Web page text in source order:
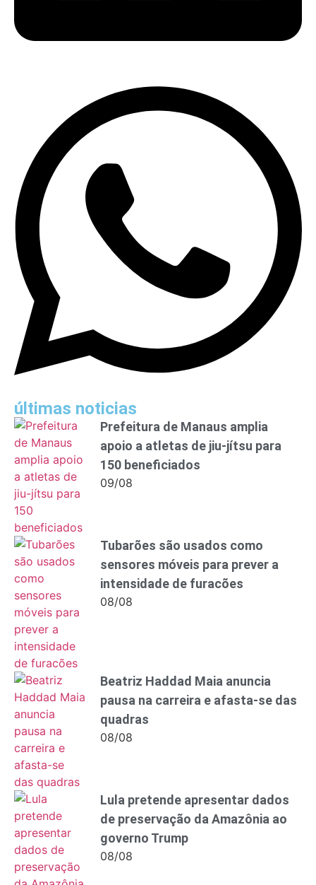
últimas noticias
Prefeitura de Manaus amplia
apoio a atletas de jiu-jítsu para
150 beneficiados
09/08
Tubarões são usados como
sensores móveis para prever a
intensidade de furacões
08/08
Beatriz Haddad Maia anuncia
pausa na carreira e afasta-se das
quadras
08/08
Lula pretende apresentar dados
de preservação da Amazônia ao
governo Trump
08/08